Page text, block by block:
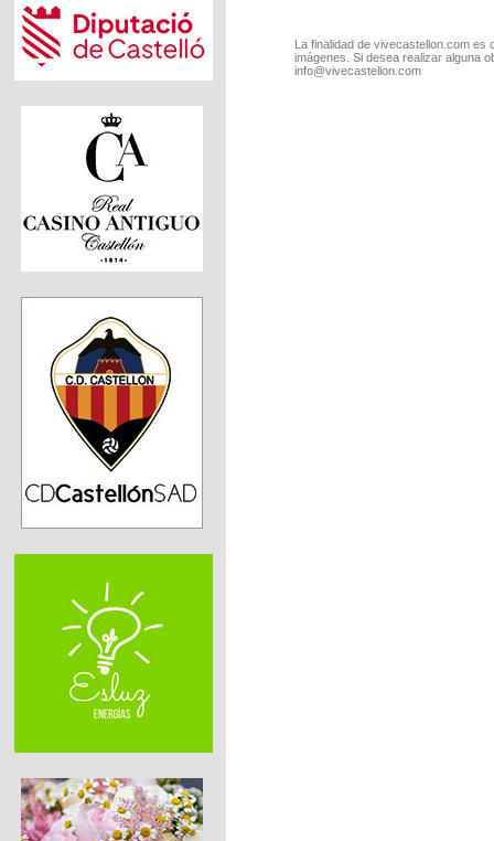
La finalidad de vivecastellon.com
imágenes. Si desea realizar alguna
info@vivecastellon.com